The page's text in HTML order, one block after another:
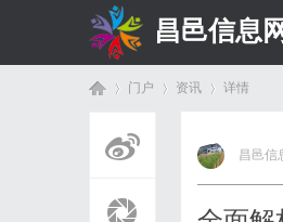
昌邑信息
门户 资讯
›
详情
昌邑信